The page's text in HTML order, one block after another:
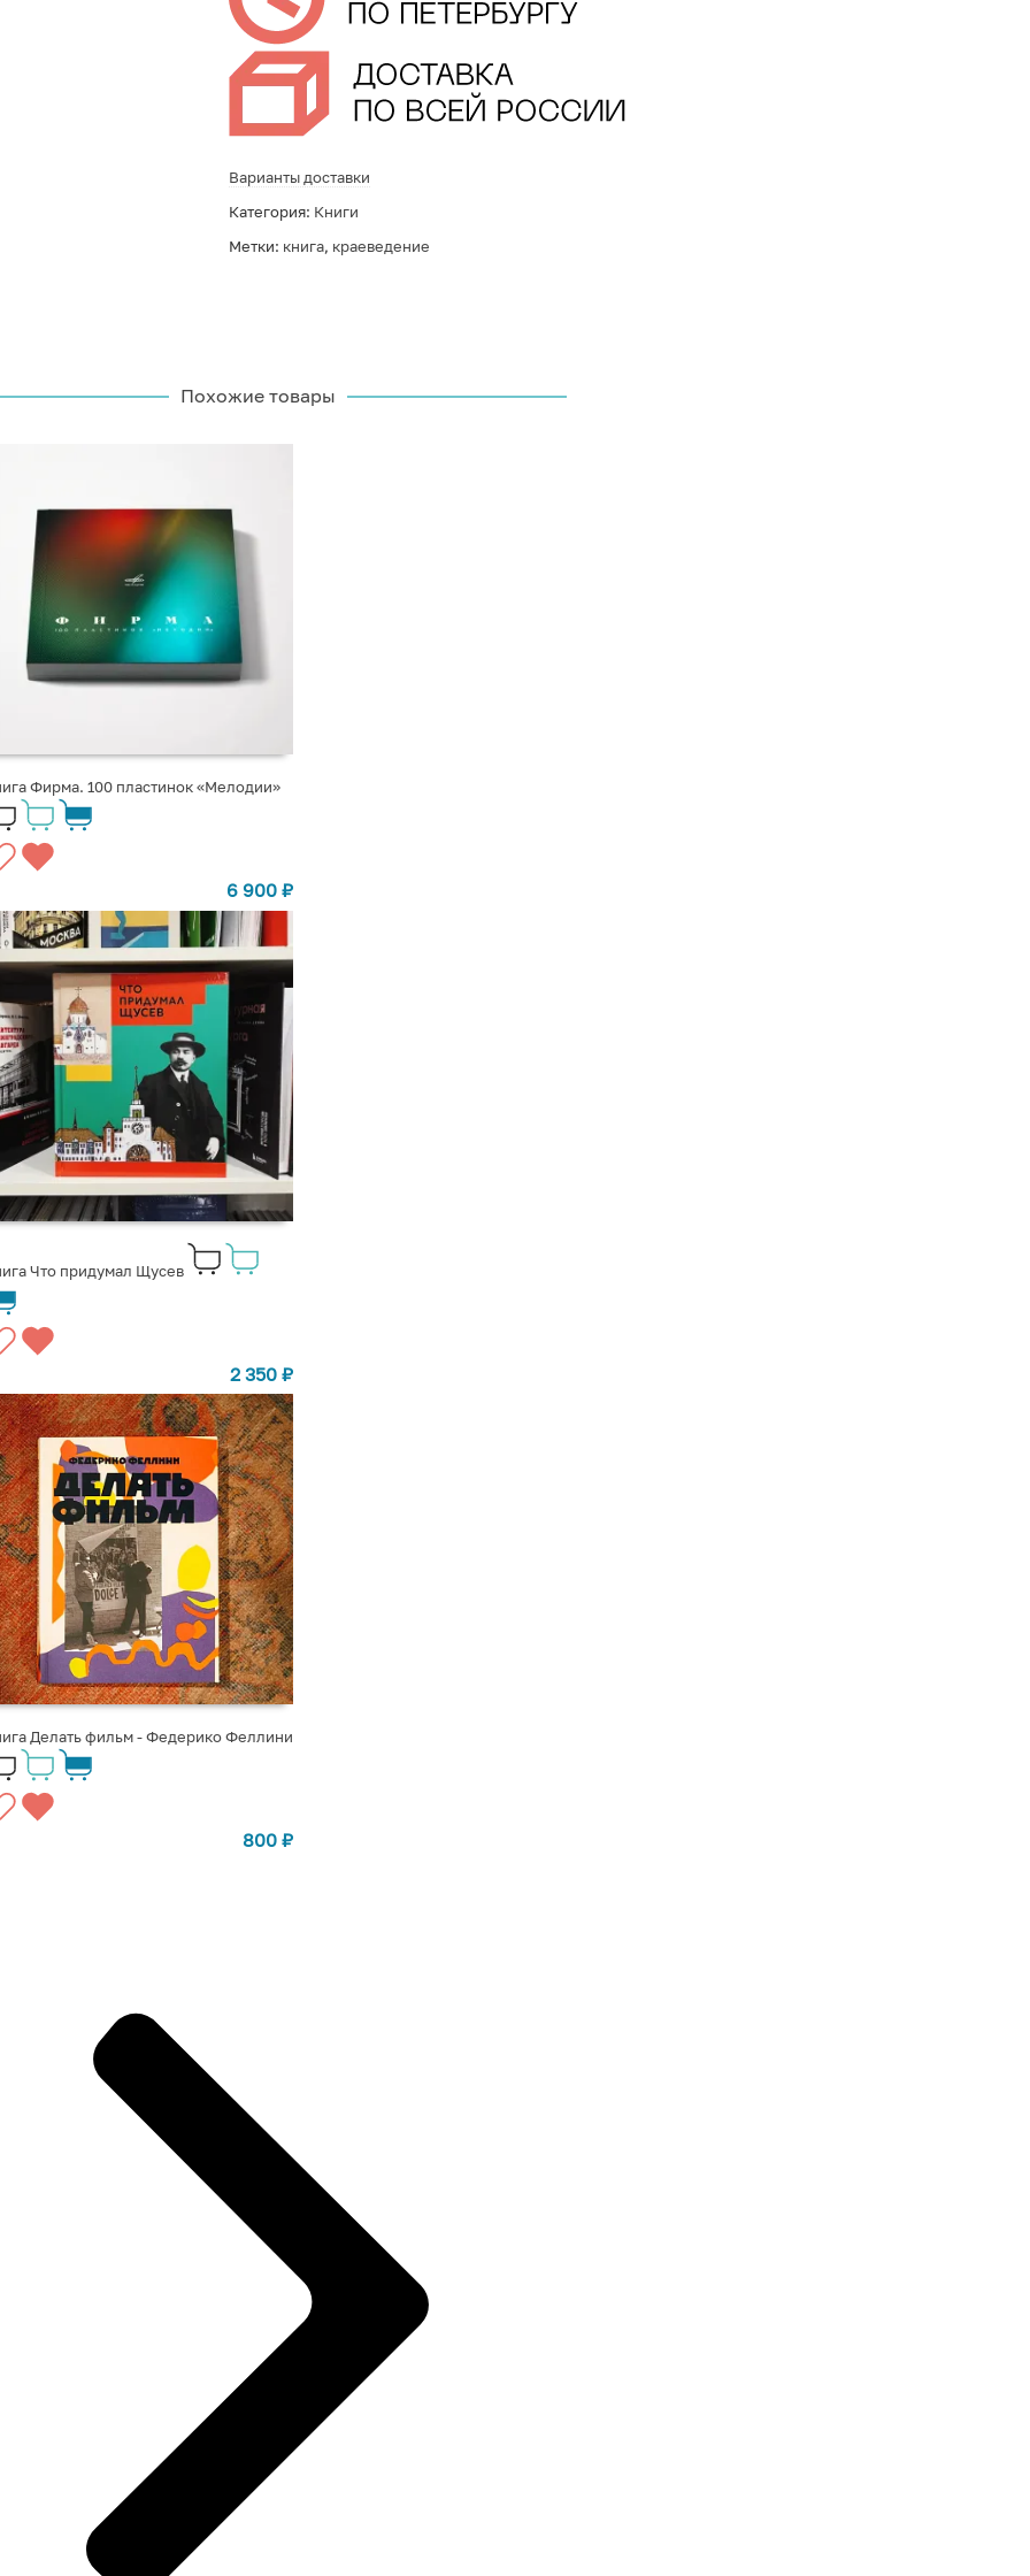
Варианты доставки
Категория: Книги
Метки: книга, краеведение
Похожие товары
Фирма. 100 пластинок «Мелодии»
6 900₽
Что придумал Щусев
2 350₽
Делать фильм - Федерико Феллини
800₽